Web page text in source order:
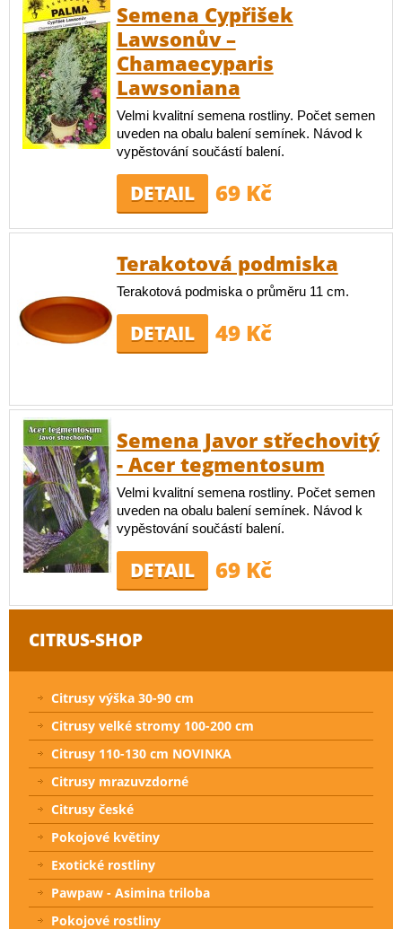
Semena Cypřišek
Lawsonův –
Chamaecyparis
Lawsoniana
Velmi kvalitní semena rostliny. Počet semen
uveden na obalu balení semínek. Návod k
vypěstování součástí balení.
DETAIL 69 Kč
Terakotová podmiska
Terakotová podmiska o průměru 11 cm.
DETAIL 49 Kč
Semena Javor střechovitý
- Acer tegmentosum
Velmi kvalitní semena rostliny. Počet semen
uveden na obalu balení semínek. Návod k
vypěstování součástí balení.
DETAIL 69 Kč
CITRUS-SHOP
Citrusy výška 30-90 cm
Citrusy velké stromy 100-200 cm
Citrusy 110-130 cm NOVINKA
Citrusy mrazuvzdorné
Citrusy české
Pokojové květiny
Exotické rostliny
Pawpaw - Asimina triloba
Pokojové rostliny